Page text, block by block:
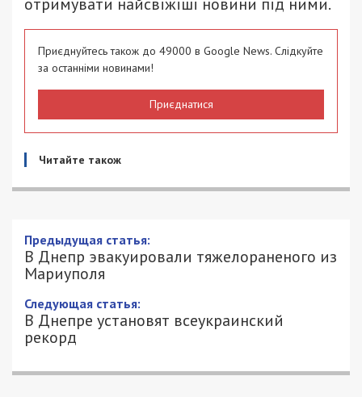
Приєднуйтесь також до 49000 в Google News. Слідкуйте
за останніми новинами!
Приєднатися
Читайте також
Предыдущая статья:
В Днепр эвакуировали тяжелораненого из
Мариуполя
Следующая статья:
В Днепре установят всеукраинский
рекорд